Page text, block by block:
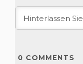
0 COMMENTS